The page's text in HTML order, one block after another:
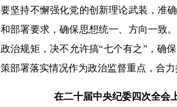
要坚持不懈强化党的创新理论武装，准
和部署要求，确保思想统一、方向一致
政治规矩，决不允许搞“七个有之”，确
策部署落实情况作为政治监督重点，合
在二十届中央纪委四次全会